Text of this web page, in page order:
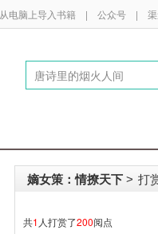
从电脑上导入书籍 | 公众号 |
嫡女策：情撩天下 > 打
共1 人打赏了200阅点